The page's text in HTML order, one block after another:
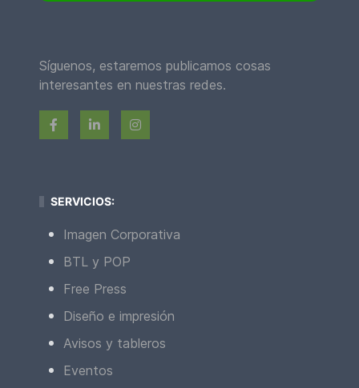
Síguenos, estaremos publicamos cosas
interesantes en nuestras redes.
SERVICIOS:
Imagen Corporativa
BTL y POP
Free Press
Diseño e impresión
Avisos y tableros
Eventos